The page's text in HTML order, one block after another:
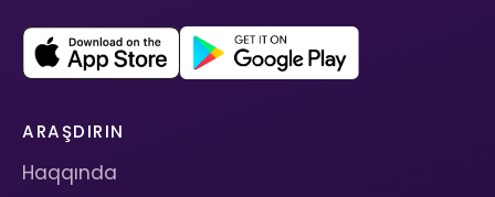
ARAŞDIRIN
Haqqında